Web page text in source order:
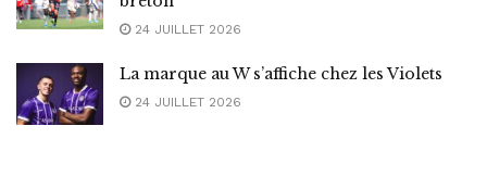
24 JUILLET 2026
La marque au W s’affiche chez les Violets
24 JUILLET 2026